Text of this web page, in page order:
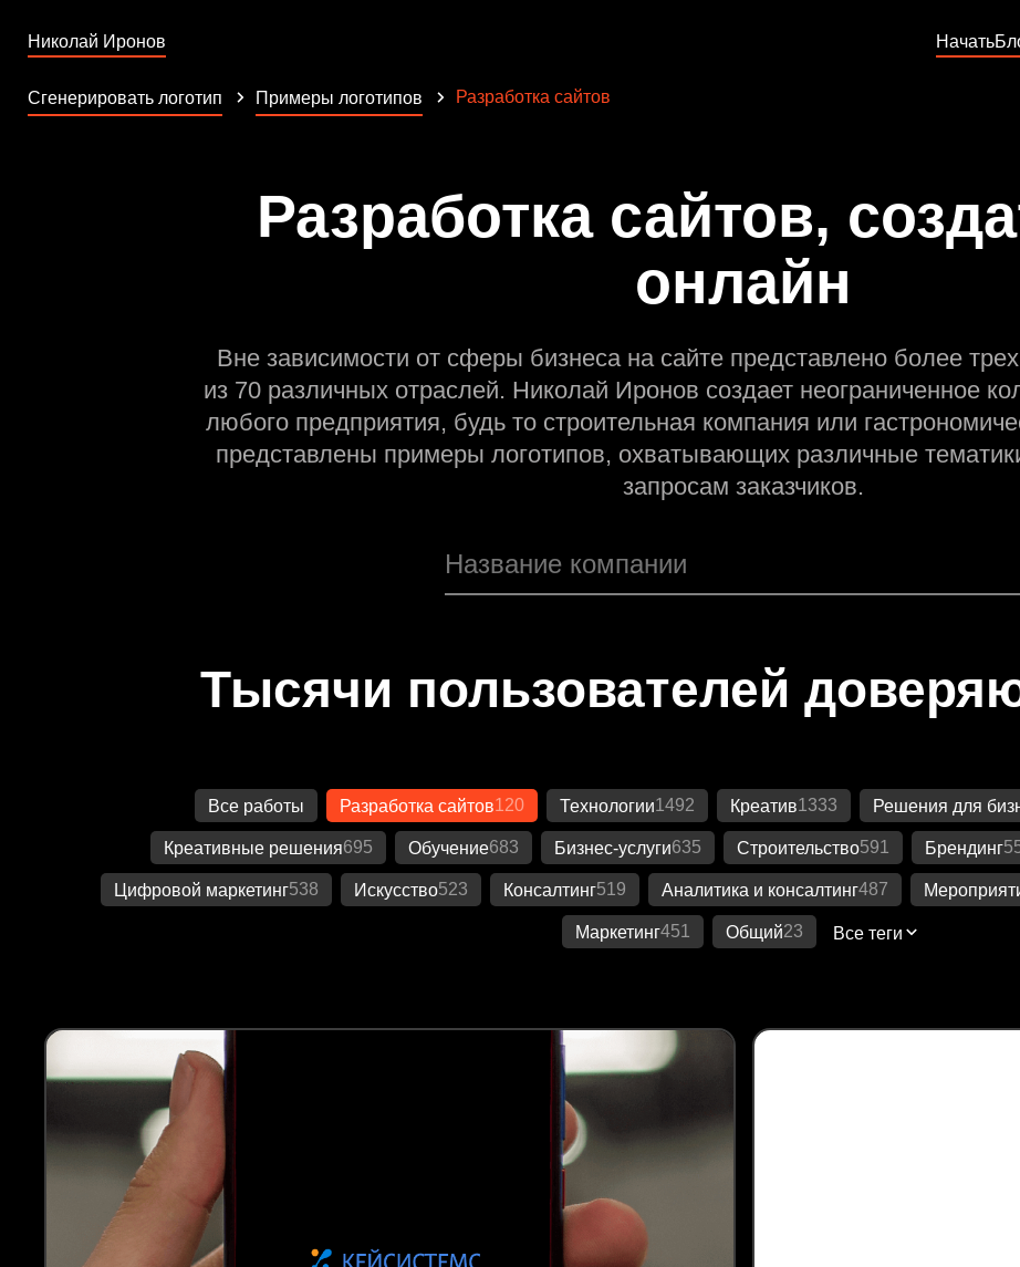
Николай Иронов Начать
Сгенерировать логотип Примеры логотипов Разработка сайтов
Разработка сайтов,
онлайн
Вне зависимости от сферы бизнеса на сайте представлено более
из 70 различных отраслей. Николай Иронов создает неограниченное
любого предприятия, будь то строительная компания или
представлены примеры логотипов, охватывающих различные
запросам заказчиков.
Тысячи пользователей
Все работы Разработка сайтов120 Технологии1492 Креатив1333 Решения для
Креативные решения695 Обучение683 Бизнес-услуги635 Строительство591 Брендинг
Цифровой маркетинг538 Искусство523 Консалтинг519 Аналитика и консалтинг487
Маркетинг451 Общий23 Все теги